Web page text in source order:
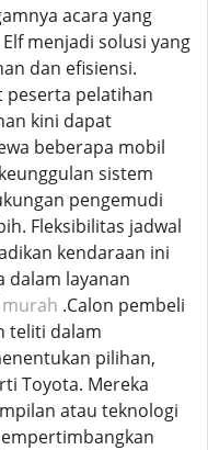
acara yang
menjadi solusi yang
dan efisiensi.
pelatihan
kini dapat
beberapa mobil
sistem
pengemudi
Fleksibilitas jadwal
kendaraan ini
dalam layanan
murah .Calon pembeli
teliti dalam
pilihan,
Toyota. Mereka
atau teknologi